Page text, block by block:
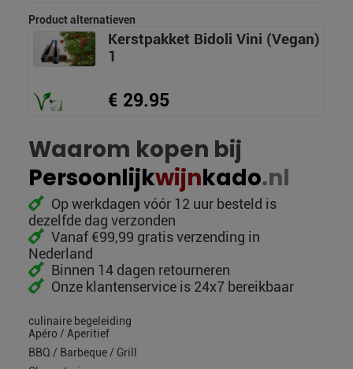
Product alternatieven
Kerstpakket Bidoli Vini (Vegan)
1
€ 29.95
Waarom kopen bij
Persoonlijkwijnkado.nl
Op werkdagen vóór 12 uur besteld is
dezelfde dag verzonden
Vanaf €99,99 gratis verzending in
Nederland
Binnen 14 dagen retourneren
Onze klantenservice is 24x7 bereikbaar
culinaire begeleiding
Apéro / Aperitief
BBQ / Barbeque / Grill